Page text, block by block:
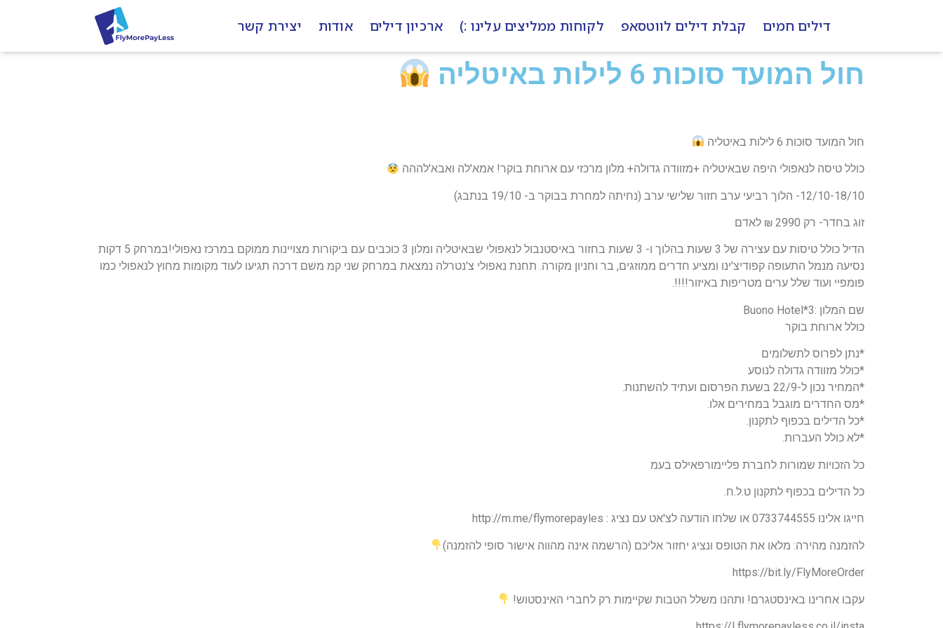
דילים חמים קבלת דילים לווטסאפ לקוחות ממליצים עלינו :) ארכיון דילים אודות יצירת קשר
חול המועד סוכות 6 לילות באיטליה
חול המועד סוכות 6 לילות באיטליה
כולל טיסה לנאפולי היפה שבאיטליה +מזוודה גדולה+ מלון מרכזי עם ארוחת בוקר! אמא'לה ואבא'לההה
12/10-18/10- הלוך רביעי ערב חזור שלישי ערב (נחיתה למחרת בבוקר ב- 19/10 בנתבג)
זוג בחדר- רק 2990 ₪ לאדם
הדיל כולל טיסות עם עצירה של 3 שעות בהלוך ו- 3 שעות בחזור באיסטנבול לנאפולי שבאיטליה ומלון 3 כוכבים עם ביקורות מצויינות ממוקם במרכז נאפולי!במרחק 5 דקות
נסיעה מנמל התעופה קפודיצ'ינו ומציע חדרים ממוזגים, בר וחניון מקורה. תחנת נאפולי צ'נטרלה נמצאת במרחק שני קמ משם דרכה תגיעו לעוד מקומות מחוץ לנאפולי כמו
פומפיי ועוד שלל ערים מטריפות באיזור!!!!.
שם המלון :3*Buono Hotel
כולל ארוחת בוקר
*נתן לפרוס לתשלומים
*כולל מזוודה גדולה לנוסע
*המחיר נכון ל-22/9 בשעת הפרסום ועתיד להשתנות.
*מס החדרים מוגבל במחירים אלו.
*כל הדילים בכפוף לתקנון.
*לא כולל העברות.
כל הזכויות שמורות לחברת פליימורפאילס בעמ
כל הדילים בכפוף לתקנון ט.ל.ח.
חייגו אלינו 0733744555 או שלחו הודעה לצ'אט עם נציג : http://m.me/flymorepayles
להזמנה מהירה: מלאו את הטופס ונציג יחזור אליכם (הרשמה אינה מהווה אישור סופי להזמנה)
https://bit.ly/FlyMoreOrder
עקבו אחרינו באינסטגרם! ותהנו משלל הטבות שקיימות רק לחברי האינסטוש!